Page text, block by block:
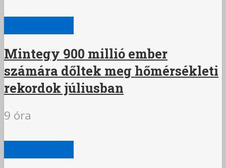
Mintegy 900 millió ember
számára dőltek meg hőmérsékleti
rekordok júliusban
9 óra